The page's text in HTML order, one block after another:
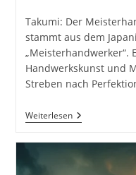
Takumi: Der
stammt aus dem
„Meisterhandwerker“.
Handwerkskunst und
Streben nach
WeiterlesenTakumi:
Der
Weisheiten